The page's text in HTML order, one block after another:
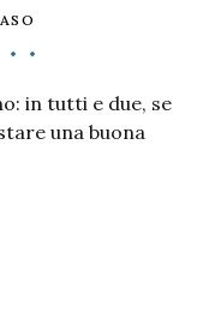
in tutti e due, se
una buona